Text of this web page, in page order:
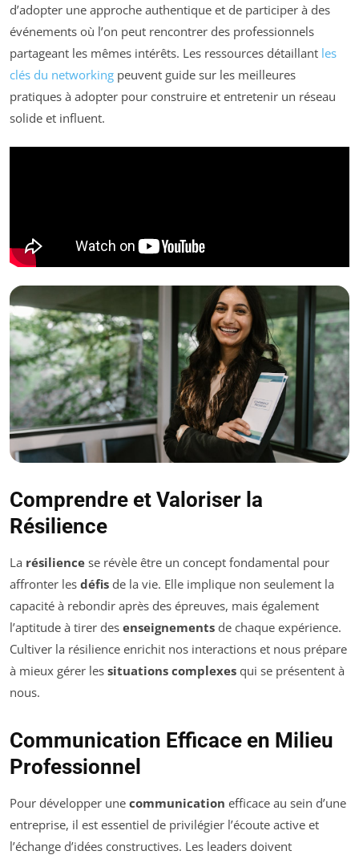
d’adopter une approche authentique et de participer à des
événements où l’on peut rencontrer des professionnels
partageant les mêmes intérêts. Les ressources détaillant les
clés du networking peuvent guide sur les meilleures
pratiques à adopter pour construire et entretenir un réseau
solide et influent.
Comprendre et Valoriser la
Résilience
La résilience se révèle être un concept fondamental pour
affronter les défis de la vie. Elle implique non seulement la
capacité à rebondir après des épreuves, mais également
l’aptitude à tirer des enseignements de chaque expérience.
Cultiver la résilience enrichit nos interactions et nous prépare
à mieux gérer les situations complexes qui se présentent à
nous.
Communication Efficace en Milieu
Professionnel
Pour développer une communication efficace au sein d’une
entreprise, il est essentiel de privilégier l’écoute active et
l’échange d’idées constructives. Les leaders doivent